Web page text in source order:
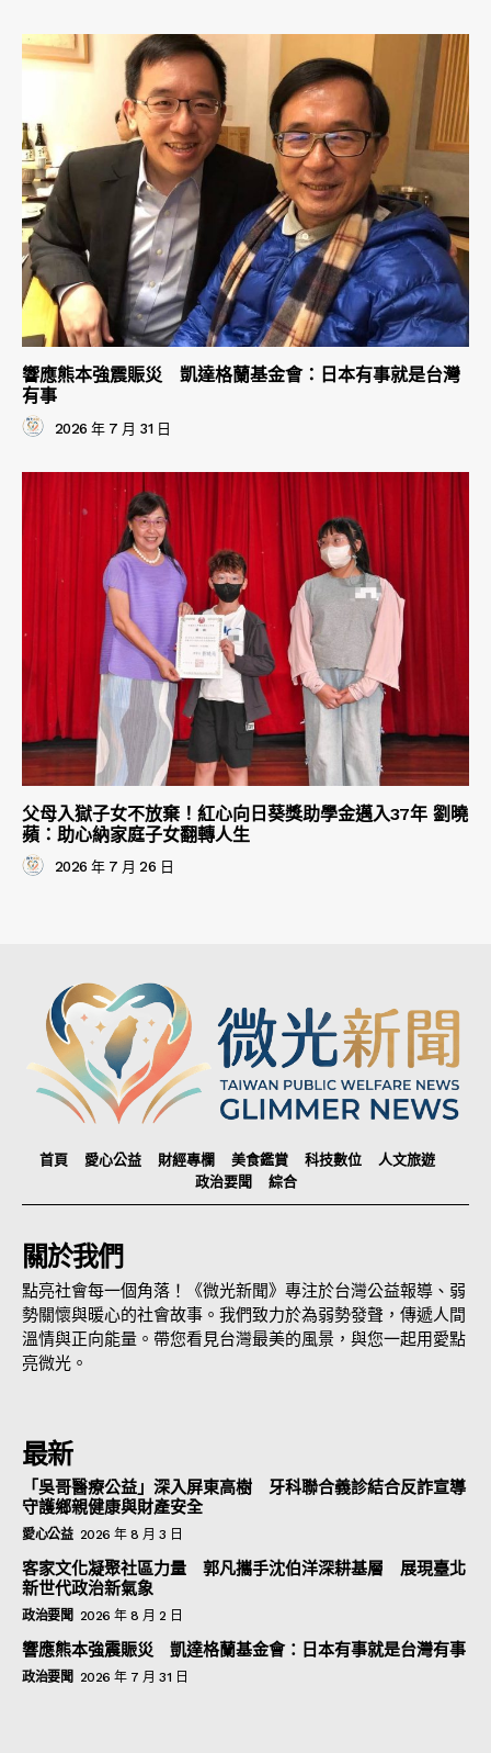
響應熊本強震賑災 凱達格蘭基金會：日本有事就是台灣
有事
2026 年 7 月 31 日
父母入獄子女不放棄！紅心向日葵獎助學金邁入37年 劉曉
蘋：助心納家庭子女翻轉人生
2026 年 7 月 26 日
首頁 愛心公益 財經專欄 美食鑑賞 科技數位
人文旅遊
政治要聞
綜合
關於我們
點亮社會每一個角落！《微光新聞》專注於台灣公益報導、弱
勢關懷與暖心的社會故事。我們致力於為弱勢發聲，傳遞人間
溫情與正向能量。帶您看見台灣最美的風景，與您一起用愛點
亮微光。
最新
「吳哥醫療公益」深入屏東高樹 牙科聯合義診結合反詐宣導
守護鄉親健康與財產安全
愛心公益 2026 年 8 月 3 日
客家文化凝聚社區力量 郭凡攜手沈伯洋深耕基層 展現臺北
新世代政治新氣象
政治要聞 2026 年 8 月 2 日
響應熊本強震賑災 凱達格蘭基金會：日本有事就是台灣有事
政治要聞 2026 年 7 月 31 日